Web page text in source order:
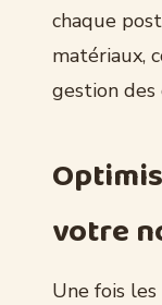
chaque
matériaux,
gestion des
votre
Une fois